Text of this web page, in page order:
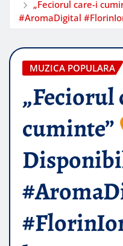
„Feciorul care-i
#AromaDigital
MUZICA POPULARA
„Feciorul
cuminte”